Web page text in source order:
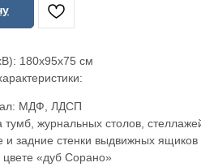
180x95x75 см
МДФ, ЛДСП
тумб, журнальных столов,
и задние стенки выдвижных
«дуб Сорано»